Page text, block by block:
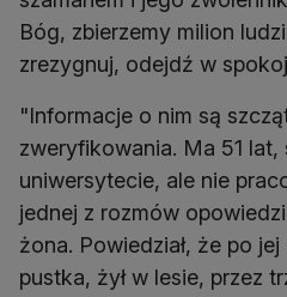
Bóg, zbierzemy milion
zrezygnuj, odejdź w
"Informacje o nim są
zweryfikowania. Ma 51 lat,
uniwersytecie, ale nie
jednej z rozmów
żona. Powiedział, że po jej
pustka, żył w lesie, przez